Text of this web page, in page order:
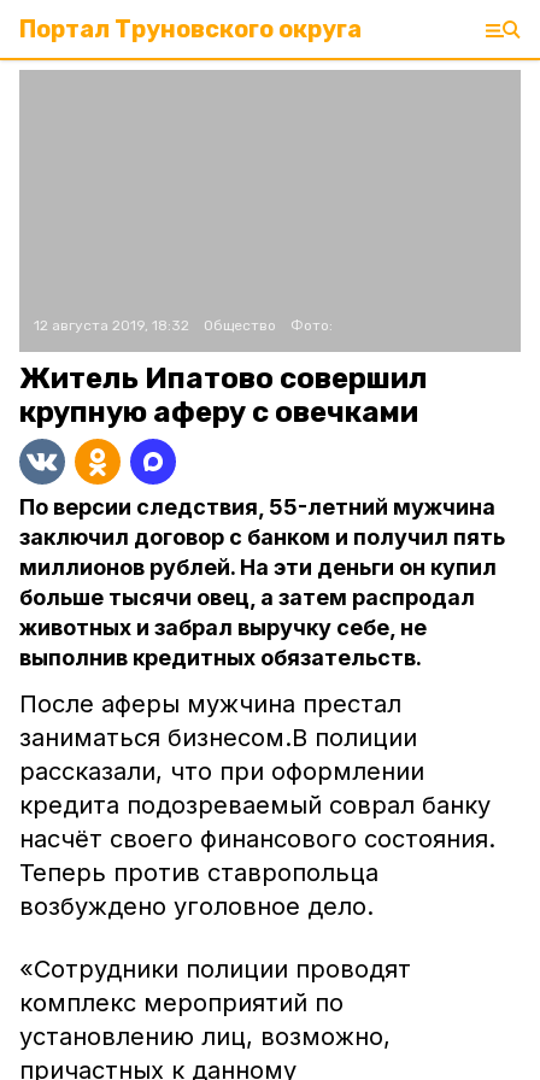
Портал Труновского округа
12 августа 2019, 18:32 Общество Фото:
Житель Ипатово совершил
крупную аферу с овечками
По версии следствия, 55-летний мужчина
заключил договор с банком и получил пять
миллионов рублей. На эти деньги он купил
больше тысячи овец, а затем распродал
животных и забрал выручку себе, не
выполнив кредитных обязательств.
После аферы мужчина престал
заниматься бизнесом.В полиции
рассказали, что при оформлении
кредита подозреваемый соврал банку
насчёт своего финансового состояния.
Теперь против ставропольца
возбуждено уголовное дело.
«Сотрудники полиции проводят
комплекс мероприятий по
установлению лиц, возможно,
причастных к данному